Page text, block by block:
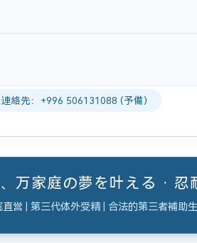
絡先：+996 506131088 (予備)
万家庭の夢を叶える · 忍
営 | 第三代体外受精 | 合法的第三者補助